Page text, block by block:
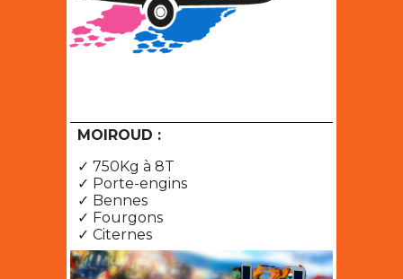
MOIROUD :
✓ 750Kg à 8T
✓ Porte-engins
✓ Bennes
✓ Fourgons
✓ Citernes